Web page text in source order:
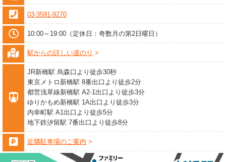
03-3591-9270
10:00～19:00（定休日：奇数月の第2日曜日）
駅からの詳しい道のり
JR新橋駅 烏森口より徒歩30秒
東京メトロ新橋駅 8番出口より徒歩2分
都営浅草線新橋駅 A2-1出口より徒歩3分
ゆりかもめ新橋駅 1A出口より徒歩3分
内幸町駅 A1出口より徒歩5分
地下鉄汐留駅 7番出口より徒歩8分
近隣駐車場のご案内